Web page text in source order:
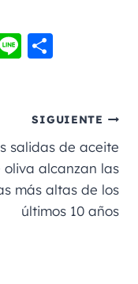
Li
p
a
rt
ir
SIGUIENTE
salidas de aceite
oliva alcanzan las
más altas de los
últimos 10 años